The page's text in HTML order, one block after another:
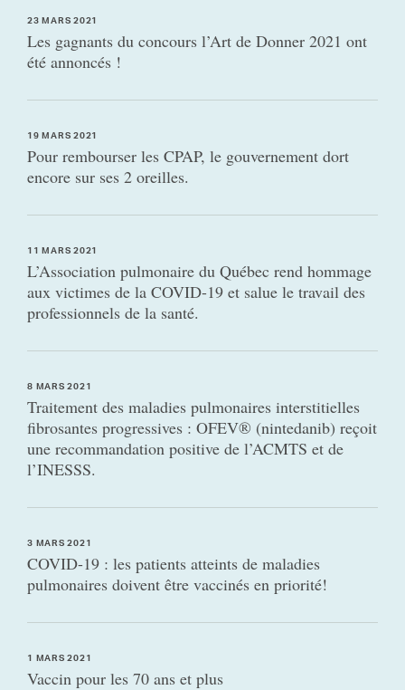
23 MARS 2021
Les gagnants du concours l’Art de Donner 2021 ont
été annoncés !
19 MARS 2021
Pour rembourser les CPAP, le gouvernement dort
encore sur ses 2 oreilles.
11 MARS 2021
L’Association pulmonaire du Québec rend hommage
aux victimes de la COVID-19 et salue le travail des
professionnels de la santé.
8 MARS 2021
Traitement des maladies pulmonaires interstitielles
fibrosantes progressives : OFEV® (nintedanib) reçoit
une recommandation positive de l’ACMTS et de
l’INESSS.
3 MARS 2021
COVID-19 : les patients atteints de maladies
pulmonaires doivent être vaccinés en priorité!
1 MARS 2021
Vaccin pour les 70 ans et plus